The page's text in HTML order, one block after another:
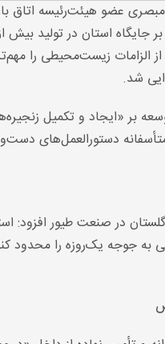
عضو هیئت‌رئیسه اتاق
الزامات زیست‌محیطی را
شد.
بر «ایجاد و تکمیل
دستورالعمل‌های
به جوجه یک‌روزه را